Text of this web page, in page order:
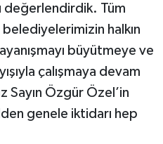
değerlendirdik. Tüm
belediyelerimizin halkın
büyütmeye ve
çalışmaya devam
Sayın Özgür Özel’in
genele iktidarı hep